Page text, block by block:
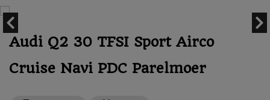
Audi Q2 30 TFSI Sport Airco
Cruise Navi PDC Parelmoer